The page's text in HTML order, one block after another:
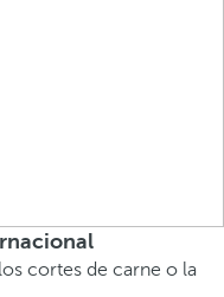
cortes de carne o la